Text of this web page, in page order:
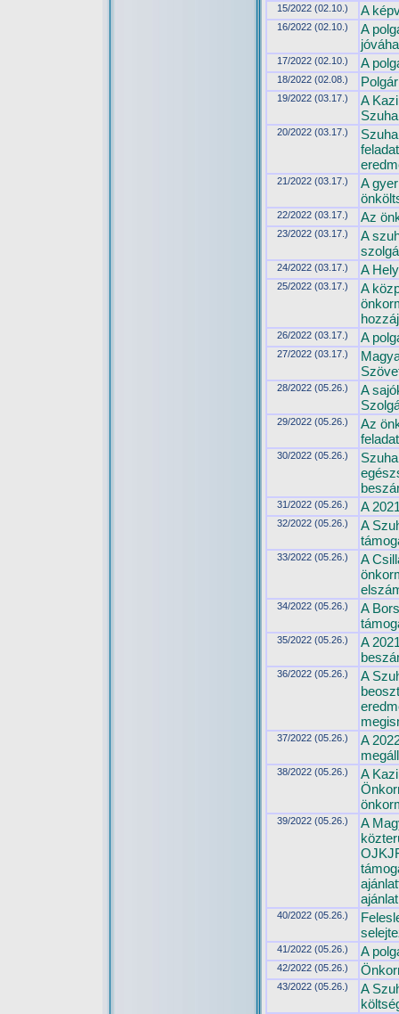
15/2022 (02.10.) A
16/2022 (02.10.)
A
17/2022 (02.10.) A
18/2022 (02.08.)
19/2022 (03.17.)
A
20/2022 (03.17.)
21/2022 (03.17.)
A
22/2022 (03.17.) Az
23/2022 (03.17.)
A
24/2022 (03.17.) A
25/2022 (03.17.)
A
26/2022 (03.17.) A
27/2022 (03.17.)
28/2022 (05.26.)
A
29/2022 (05.26.)
Az
30/2022 (05.26.)
31/2022 (05.26.) A
32/2022 (05.26.)
A
33/2022 (05.26.)
A
34/2022 (05.26.)
A
35/2022 (05.26.)
A
36/2022 (05.26.)
A
37/2022 (05.26.)
A
38/2022 (05.26.)
A
39/2022 (05.26.)
A
40/2022 (05.26.)
41/2022 (05.26.) A
42/2022 (05.26.)
43/2022 (05.26.)
A